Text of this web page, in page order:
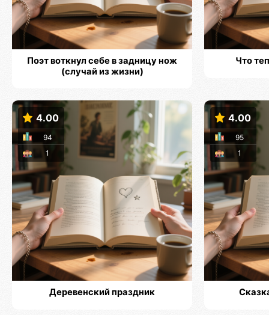
Поэт воткнул себе в задницу нож
(случай из жизни)
Что
4.00
1
94
Деревенский праздник
4.00
1
95